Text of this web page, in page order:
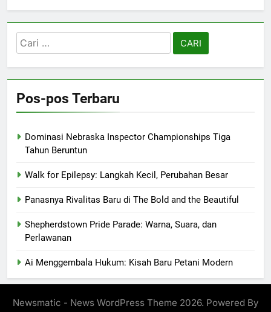
Cari
untuk:
Pos-pos Terbaru
Dominasi Nebraska Inspector Championships Tiga
Tahun Beruntun
Walk for Epilepsy: Langkah Kecil, Perubahan Besar
Panasnya Rivalitas Baru di The Bold and the Beautiful
Shepherdstown Pride Parade: Warna, Suara, dan
Perlawanan
Ai Menggembala Hukum: Kisah Baru Petani Modern
Newsmatic - News WordPress Theme 2026. Powered By